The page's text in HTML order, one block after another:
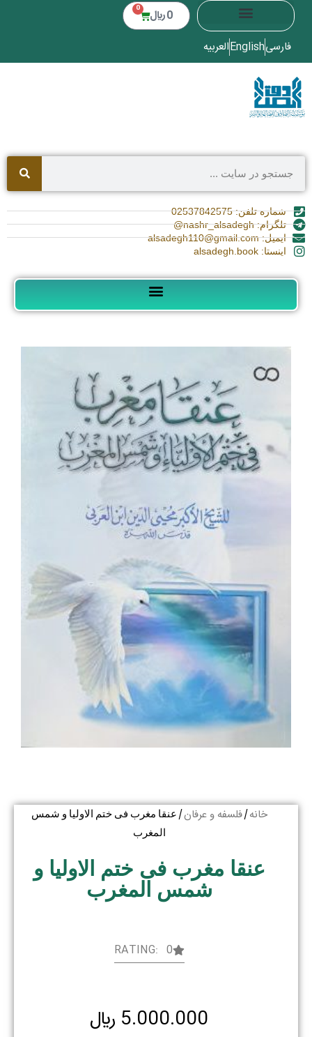
0 ﷼ 0
فارسیEnglishالعربیه
شماره تلفن: 02537842575
تلگرام: nashr_alsadegh@
ایمیل: alsadegh110@gmail.com
اینستا: alsadegh.book
خانه/فلسفه و عرفان/ عنقا مغرب فی ختم الاولیا و شمس
المغرب
عنقا مغرب فی ختم الاولیا و
شمس المغرب
RATING: 0
5.000.000 ﷼